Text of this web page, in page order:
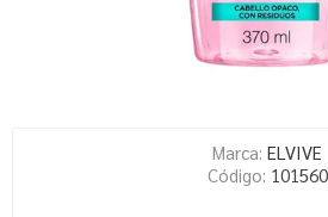
Marca: ELVIVE
Código: 101560